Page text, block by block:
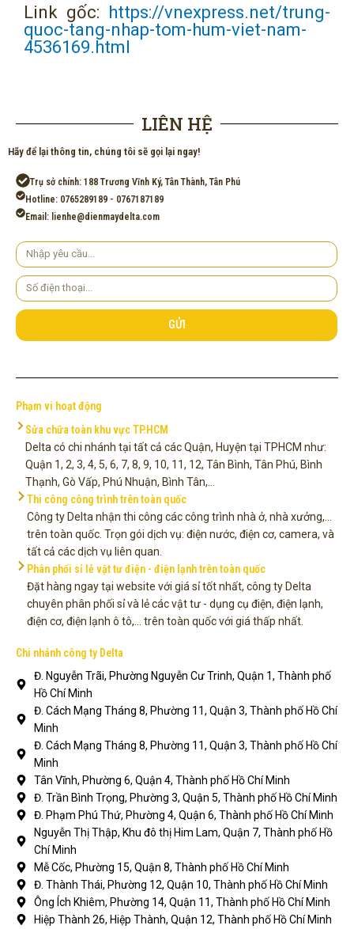
Link gốc: https://vnexpress.net/trung-
quoc-tang-nhap-tom-hum-viet-nam-
4536169.html
LIÊN HỆ
Hãy để lại thông tin, chúng tôi sẽ gọi lại ngay!
Trụ sở chính: 188 Trương Vĩnh Ký, Tân Thành, Tân Phú
Hotline: 0765289189 - 0767187189
Email: lienhe@dienmaydelta.com
Yêu
cầu
Số
điện
thoại
GỬI
Phạm vi hoạt động
Sửa chữa toàn khu vực TP.HCM
Delta có chi nhánh tại tất cả các Quận, Huyện tại TPHCM như:
Quận 1, 2, 3, 4, 5, 6, 7, 8, 9, 10, 11, 12, Tân Bình, Tân Phú, Bình
Thạnh, Gò Vấp, Phú Nhuận, Bình Tân,...
Thi công công trình trên toàn quốc
Công ty Delta nhận thi công các công trình nhà ở, nhà xưởng,...
trên toàn quốc. Trọn gói dịch vụ: điện nước, điện cơ, camera, và
tất cả các dịch vụ liên quan.
Phân phối sỉ lẻ vật tư điện - điện lạnh trên toàn quốc
Đặt hàng ngay tại website với giá sỉ tốt nhất, công ty Delta
chuyên phân phối sỉ và lẻ các vật tư - dụng cụ điện, điện lạnh,
điện cơ, điện lạnh ô tô,... trên toàn quốc với giá thấp nhất.
Chi nhánh công ty Delta
Đ. Nguyễn Trãi, Phường Nguyễn Cư Trinh, Quận 1, Thành phố
Hồ Chí Minh
Đ. Cách Mạng Tháng 8, Phường 11, Quận 3, Thành phố Hồ Chí
Minh
Đ. Cách Mạng Tháng 8, Phường 11, Quận 3, Thành phố Hồ Chí
Minh
Tân Vĩnh, Phường 6, Quận 4, Thành phố Hồ Chí Minh
Đ. Trần Bình Trọng, Phường 3, Quận 5, Thành phố Hồ Chí Minh
Đ. Phạm Phú Thứ, Phường 4, Quận 6, Thành phố Hồ Chí Minh
Nguyễn Thị Thập, Khu đô thị Him Lam, Quận 7, Thành phố Hồ
Chí Minh
Mễ Cốc, Phường 15, Quận 8, Thành phố Hồ Chí Minh
Đ. Thành Thái, Phường 12, Quận 10, Thành phố Hồ Chí Minh
Ông Ích Khiêm, Phường 14, Quận 11, Thành phố Hồ Chí Minh
Hiệp Thành 26, Hiệp Thành, Quận 12, Thành phố Hồ Chí Minh